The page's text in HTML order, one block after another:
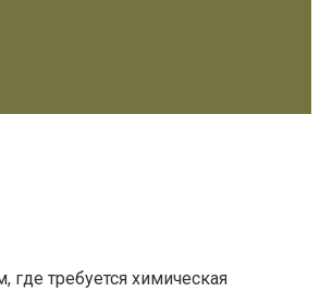
требуется химическая